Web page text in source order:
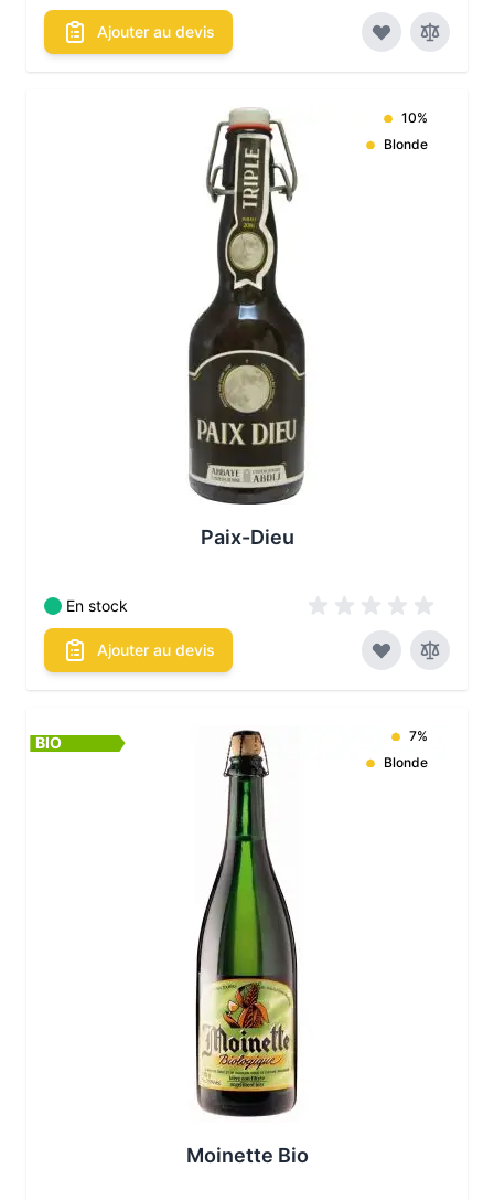
Ajouter au devis
10%
Blonde
Les conditionnements disponibles :
Paix-Dieu
En stock
Ajouter au devis
BIO
7%
Blonde
Les conditionnements disponibles :
Moinette Bio